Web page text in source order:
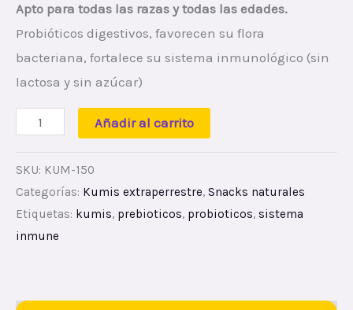
Apto para todas las razas y todas las edades.
Probióticos digestivos, favorecen su flora
bacteriana, fortalece su sistema inmunológico (sin
lactosa y sin azúcar)
Añadir al carrito
SKU: KUM-150
Categorías: Kumis extraperrestre, Snacks naturales
Etiquetas: kumis, prebioticos, probioticos, sistema
inmune